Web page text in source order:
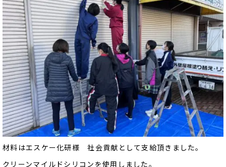
材料はエスケー化研様 社会貢献として支給頂きました。
クリーンマイルドシリコンを使用しました。